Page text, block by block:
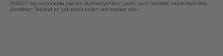
2026/27 kış sezonunda yapılan rezervasyonların yarısı uzun mesafeli destinasyonlara
yönelirken Tayland en çok tercih edilen tatil noktası oldu